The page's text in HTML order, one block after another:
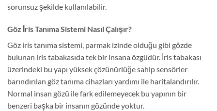
sorunsuz şekilde kullanılabilir.
Göz İris Tanıma Sistemi Nasıl Çalışır?
Göz iris tanıma sistemi, parmak izinde olduğu gibi gözde
bulunan iris tabakasıda tek bir insana özgüdür. İris tabakası
üzerindeki bu yapı yüksek çözünürlüğe sahip sensörler
barındırılan göz tanıma cihazları yardımı ile haritalandırılır.
Normal insan gözü ile fark edilemeyecek bu yapının bir
benzeri başka bir insanın gözünde yoktur.